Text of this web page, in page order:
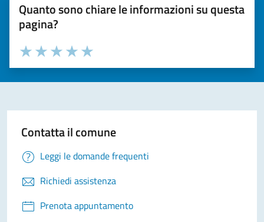
Quanto sono chiare le informazioni su questa
pagina?
Valuta la chiarezza delle informazioni (da 1 a 5 stelle)
Seleziona il numero di stelle per valutare la chiarezza delle
Valuta 5 stelle su 5
Valuta 4 stelle su 5
Valuta 3 stelle su 5
Valuta 2 stelle su 5
Valuta 1 stelle su 5
Contatta il comune
Leggi le domande frequenti
Richiedi assistenza
Prenota appuntamento